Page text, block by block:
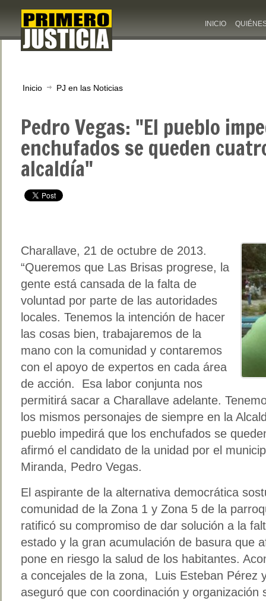
INICIO
Inicio PJ en las Noticias
Pedro Vegas: "El pueblo
enchufados se queden
alcaldía"
Charallave, 21 de octubre de 2013.
“Queremos que Las Brisas progrese, la
gente está cansada de la falta de
voluntad por parte de las autoridades
locales. Tenemos la intención de hacer
las cosas bien, trabajaremos de la
mano con la comunidad y contaremos
con el apoyo de expertos en cada área
de acción. Esa labor conjunta nos
permitirá sacar a Charallave adelante.
los mismos personajes de siempre en la
pueblo impedirá que los enchufados se
afirmó el candidato de la unidad por el
Miranda, Pedro Vegas.
El aspirante de la alternativa democrática
comunidad de la Zona 1 y Zona 5 de la
ratificó su compromiso de dar solución a la
estado y la gran acumulación de basura que
pone en riesgo la salud de los habitantes.
a concejales de la zona, Luis Esteban Pérez
aseguró que con coordinación y organización